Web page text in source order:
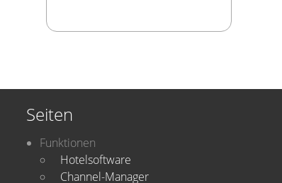
Seiten
Funktionen
Hotelsoftware
Channel-Manager